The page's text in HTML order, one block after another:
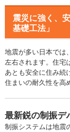
震災に強く、
基礎工法」
地震が多い日本では
左右されます。住宅
あとも安全に住み続
住まいの耐久性を高
最新鋭の制振デ
制振システムは地震